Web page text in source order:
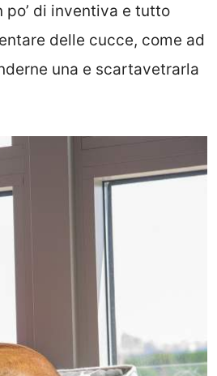
di inventiva e tutto
delle cucce, come ad
una e scartavetrarla